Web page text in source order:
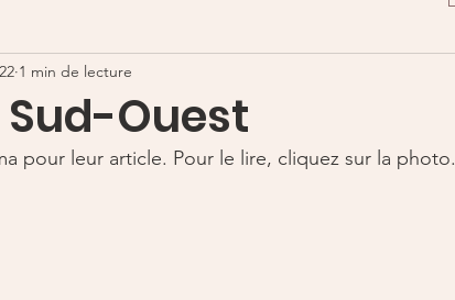
Ouest
1 min de lecture
pour leur article. Pour le lire, cliquez sur la photo.